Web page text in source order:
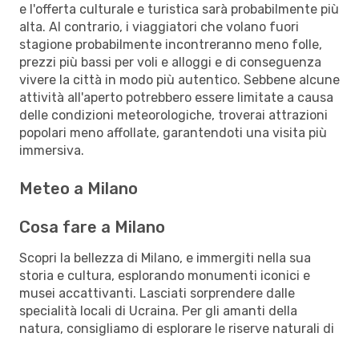
e l'offerta culturale e turistica sarà probabilmente più
alta. Al contrario, i viaggiatori che volano fuori
stagione probabilmente incontreranno meno folle,
prezzi più bassi per voli e alloggi e di conseguenza
vivere la città in modo più autentico. Sebbene alcune
attività all'aperto potrebbero essere limitate a causa
delle condizioni meteorologiche, troverai attrazioni
popolari meno affollate, garantendoti una visita più
immersiva.
Meteo a Milano
Cosa fare a Milano
Scopri la bellezza di Milano, e immergiti nella sua
storia e cultura, esplorando monumenti iconici e
musei accattivanti. Lasciati sorprendere dalle
specialità locali di Ucraina. Per gli amanti della
natura, consigliamo di esplorare le riserve naturali di